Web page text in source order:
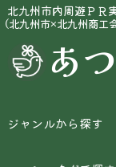
北九州市内周遊ＰＲ
北九州市×北九州商工
あ
ジャンルから探す